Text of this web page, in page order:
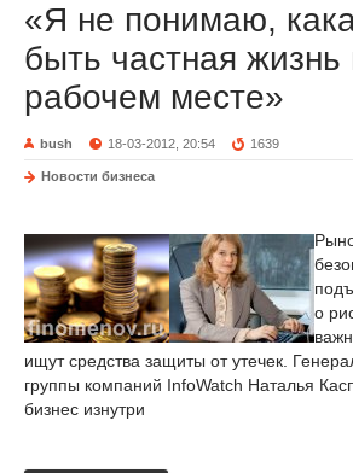
«Я не понимаю,
быть частная жизнь
рабочем месте»
bush 18-03-2012, 20:54 1639
Новости бизнеса
о
ищут средства защиты от утечек.
группы компаний InfoWatch Наталья
бизнес изнутри